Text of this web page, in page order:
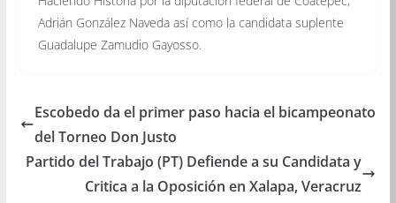
Adrián González Naveda así como la candidata suplente
Guadalupe Zamudio Gayosso.
Escobedo da el primer paso hacia el bicampeonato
del Torneo Don Justo
Partido del Trabajo (PT) Defiende a su Candidata y
Critica a la Oposición en Xalapa, Veracruz